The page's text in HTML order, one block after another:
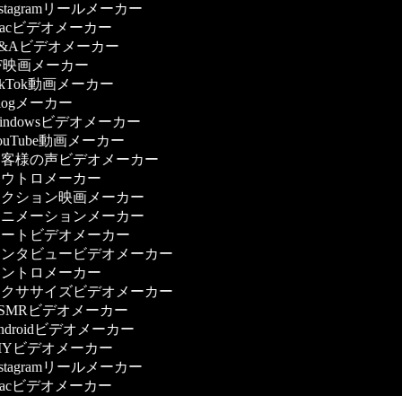
リールメーカー
ビデオメーカー
ビデオメーカー
画メーカー
動画メーカー
メーカー
ビデオメーカー
動画メーカー
様の声ビデオメーカー
トロメーカー
ション映画メーカー
メーションメーカー
トビデオメーカー
タビュービデオメーカー
トロメーカー
ササイズビデオメーカー
ビデオメーカー
ビデオメーカー
ビデオメーカー
リールメーカー
ビデオメーカー